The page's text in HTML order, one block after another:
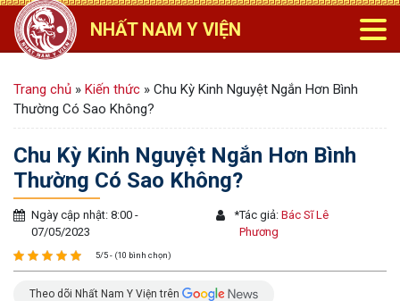
NHẤT NAM Y VIỆN
Trang chủ » Kiến thức » Chu Kỳ Kinh Nguyệt Ngắn Hơn Bình
Thường Có Sao Không?
Chu Kỳ Kinh Nguyệt Ngắn Hơn Bình
Thường Có Sao Không?
Ngày cập nhật: 8:00 -
07/05/2023
*Tác giả:Bác Sĩ Lê
Phương
5/5 - (10 bình chọn)
Theo dõi Nhất Nam Y Viện trên